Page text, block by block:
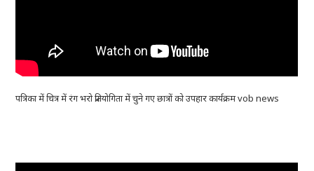
पत्रिका में चित्र में रंग भरो प्रतियोगिता में चुने गए छात्रों को उपहार कार्यक्रम vob news